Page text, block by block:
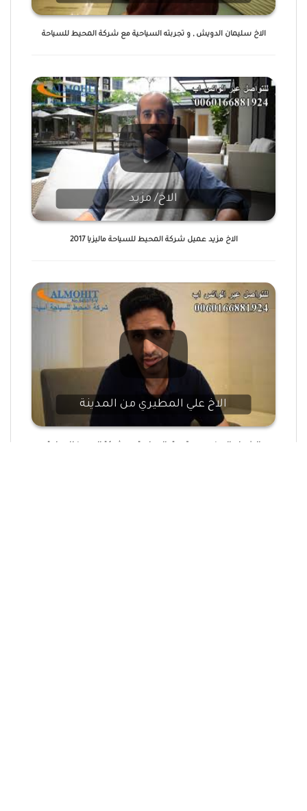
الاخ سليمان الدويش , و تجربته السياحية مع شركة المحيط للسياحة
الاخ/ مزيد
الاخ مزيد عميل شركة المحيط للسياحة ماليزيا 2017
الاخ علي المطيري من المدينة